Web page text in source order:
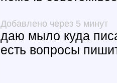
Добавлено через 5 минут
даю мыло куда
есть вопросы